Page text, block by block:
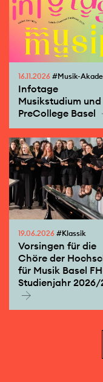
16.11.2026 #Musik-
Infotage
Musikstudium und
PreCollege Basel
19.06.2026 #Klassik
Vorsingen für die
Chöre der
für Musik Basel
Studienjahr 2026/